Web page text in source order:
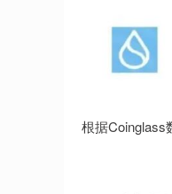
根据Coinglass